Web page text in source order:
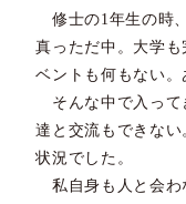
修士の1年生の時
真っただ中。大学
ベントも何もない。
そんな中で入って
達と交流もできな
状況でした。
私自身も人と会わ